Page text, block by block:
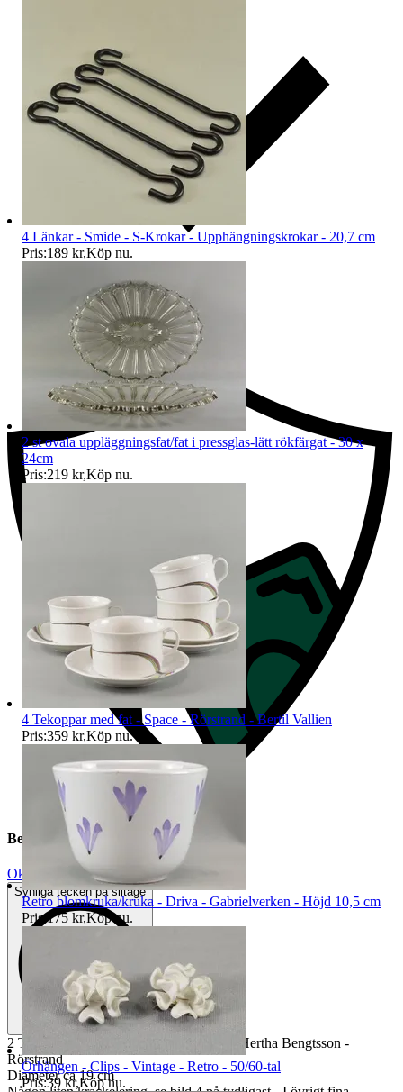
Ersättning om du inte får din vara
Beskrivning
Okej använt skick
Synliga tecken på slitage
2 Tallrikar - Assietter - 19 cm - Blå Eld - Hertha Bengtsson -
Rörstrand
Diameter ca 19 cm
4 Länkar - Smide - S-Krokar - Upphängningskrokar - 20,7 cm
Pris:189 kr,Köp nu.
2 st ovala uppläggningsfat/fat i pressglas-lätt rökfärgat - 30 x
24cm
Pris:219 kr,Köp nu.
4 Tekoppar med fat - Space - Rörstrand - Bertil Vallien
Pris:359 kr,Köp nu.
Retro blomkruka/kruka - Driva - Gabrielverken - Höjd 10,5 cm
Pris:175 kr,Köp nu.
Örhängen - Clips - Vintage - Retro - 50/60-tal
Pris:39 kr,Köp nu.